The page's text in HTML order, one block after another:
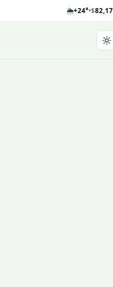
🌦️+24°▾$82,17